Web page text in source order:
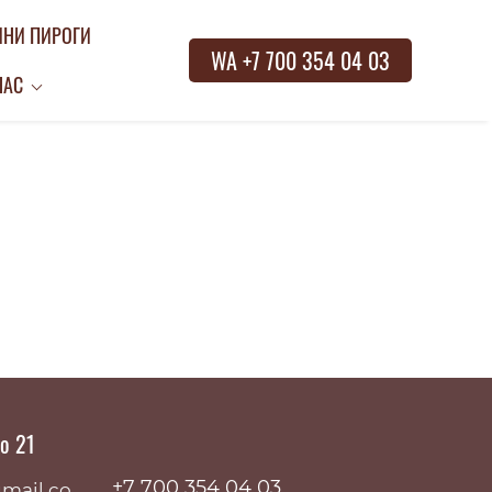
ПИРОГИ
WA +7 700 354 04 03
21